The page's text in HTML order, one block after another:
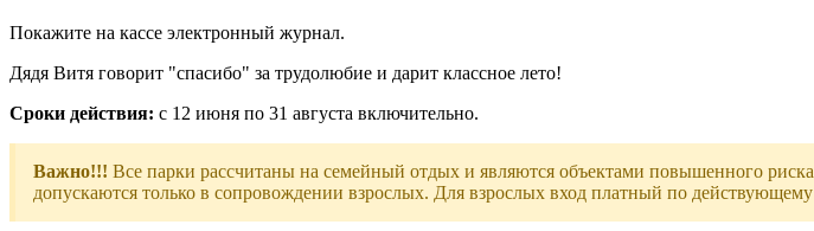
Покажите на кассе электронный журнал.
Дядя Витя говорит "спасибо" за трудолюбие и дарит классное лето!
Сроки действия: с 12 июня по 31 августа включительно.
Важно!!! Все парки рассчитаны на семейный отдых и являются объектами повышенного
допускаются только в сопровождении взрослых. Для взрослых вход платный по действующему